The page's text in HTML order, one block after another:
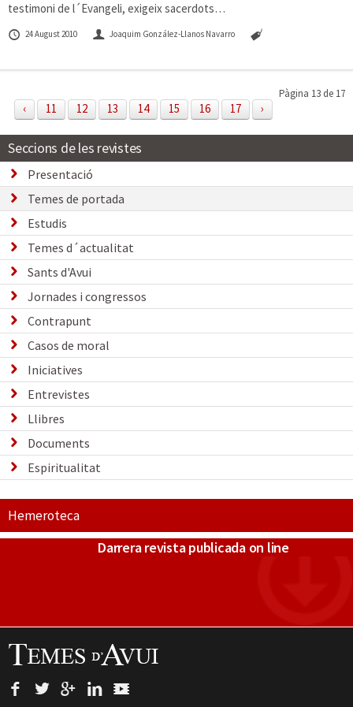
testimoni de l´Evangeli, exigeix sacerdots…
24 August 2010 Joaquim González-Llanos Navarro
Pàgina 13 de 17
‹ 11 12 13 14 15 16 17 ›
Seccions de les revistes
Presentació
Temes de portada
Estudis
Temes d´actualitat
Sants d'Avui
Jornades i congressos
Contrapunt
Casos de moral
Iniciatives
Entrevistes
Llibres
Documents
Espiritualitat
Hemeroteca
Darrera revista publicada on line